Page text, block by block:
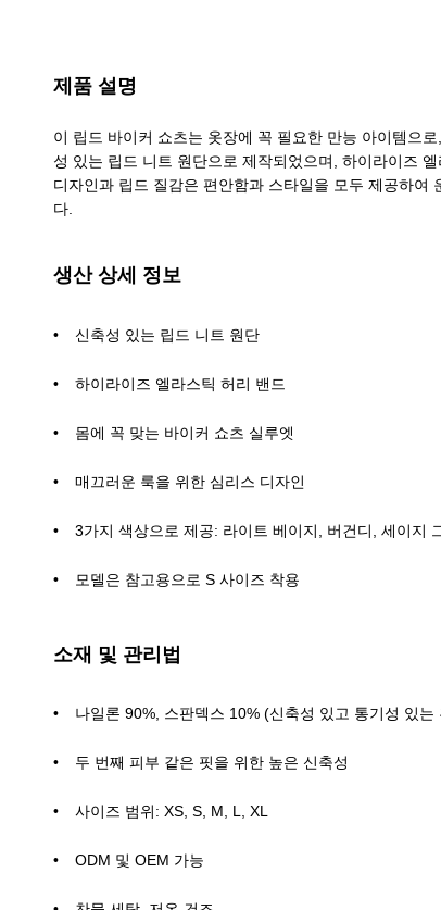
제품 설명
이 립드 바이커 쇼츠는 옷장에 꼭 필요한 만능 아이템으
성 있는 립드 니트 원단으로 제작되었으며, 하이라이즈
디자인과 립드 질감은 편안함과 스타일을 모두 제공하
다.
생산 상세 정보
신축성 있는 립드 니트 원단
하이라이즈 엘라스틱 허리 밴드
몸에 꼭 맞는 바이커 쇼츠 실루엣
매끄러운 룩을 위한 심리스 디자인
3가지 색상으로 제공: 라이트 베이지, 버건디, 세이지
모델은 참고용으로 S 사이즈 착용
소재 및 관리법
나일론 90%, 스판덱스 10% (신축성 있고 통기성 있는
두 번째 피부 같은 핏을 위한 높은 신축성
사이즈 범위: XS, S, M, L, XL
ODM 및 OEM 가능